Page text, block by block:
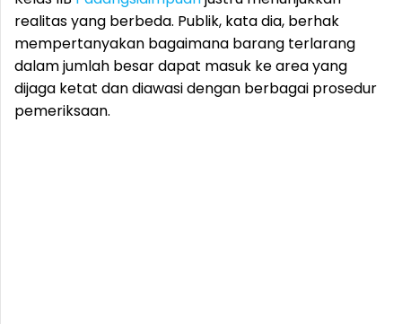
realitas yang berbeda. Publik, kata dia, berhak
mempertanyakan bagaimana barang terlarang
dalam jumlah besar dapat masuk ke area yang
dijaga ketat dan diawasi dengan berbagai prosedur
pemeriksaan.